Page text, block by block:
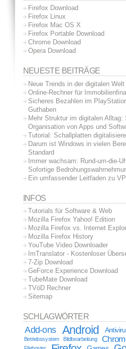
Firefox Download
Firefox Linux
Firefox Mac OS X
Firefox Portable Download
Chrome Download
Opera Download
NEUESTE BEITRÄGE
Neue Trends in der digitalen
Online-Rechner für
Sicheres Bezahlen im
Guthaben
Mehr Struktur im digitalen Alltag:
Organisation von Apps und
Tutorial: Schallplatten
Darum ist Windows in vielen
Standard
Immer wachsam: Rund-um-die-
Sofortige
Ein umfassender Leitfaden zu
INFOS
Tutorials für Software & Web
Mozilla Firefox Yahoo! Edition
Mozilla Firefox vs. Internet
Mozilla Firefox History
YouTube Video Downloader
ImTranslator - Kostenloser
7-Zip Download
GeForce Experience Download
TubeMate Download
TVöD Rechner
Sitemap
SCHLAGWÖRTER
Add-ons Android
Betriebssystem
Bildbearbeitung